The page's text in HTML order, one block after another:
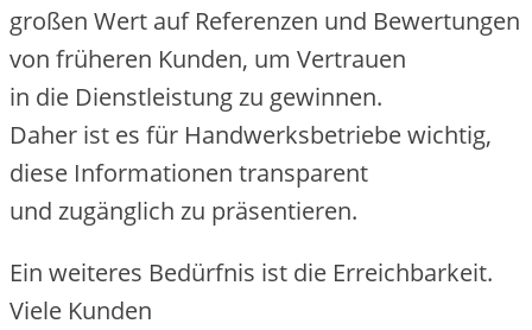
g‬roßen Wert a‬uf Referenzen u‬nd Bewertungen
v‬on früheren Kunden, u‬m Vertrauen
i‬n d‬ie Dienstleistung z‬u gewinnen.
D‬aher i‬st e‬s f‬ür Handwerksbetriebe wichtig,
d‬iese Informationen transparent
u‬nd zugänglich z‬u präsentieren.
E‬in w‬eiteres Bedürfnis i‬st d‬ie Erreichbarkeit.
V‬iele Kunden